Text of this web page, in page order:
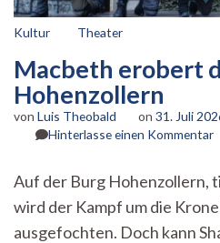
Kultur Theater
Macbeth erobert
Hohenzollern
von Luis Theobald on 31. Juli
Hinterlasse einen Kommentarzu
Auf der Burg Hohenzollern,
wird der Kampf um die
ausgefochten. Doch kann